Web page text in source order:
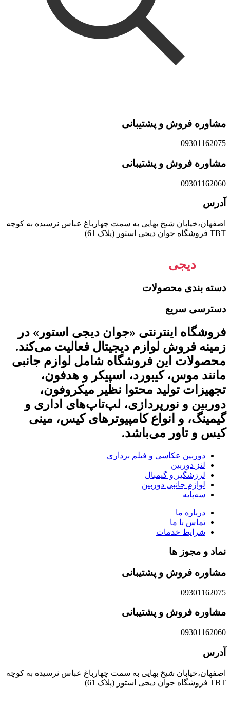
مشاوره فروش و پشتیبانی
09301162075
مشاوره فروش و پشتیبانی
09301162060
آدرس
اصفهان،خیابان شیخ بهایی به سمت چهارباغ عباس نرسیده به کوچه
TBT فروشگاه جوان دیجی استور (پلاک 61)
دیجی
دسته بندی محصولات
دسترسی سریع
فروشگاه اینترنتی «جوان دیجی استور» در
زمینه فروش لوازم دیجیتال فعالیت می‌کند.
محصولات این فروشگاه شامل لوازم جانبی
مانند موس، کیبورد، اسپیکر و هدفون،
تجهیزات تولید محتوا نظیر میکروفون،
دوربین و نورپردازی، لپ‌تاپ‌های اداری و
گیمینگ، و انواع کامپیوترهای کیس، مینی
کیس و تاور می‌باشد.
دوربین عکاسی و فیلم برداری
لنز دوربین
لرزشگیر و گیمبال
لوازم جانبی دوربین
سه‌پایه
درباره ما
تماس با ما
شرایط خدمات
نماد و مجوز ها
مشاوره فروش و پشتیبانی
09301162075
مشاوره فروش و پشتیبانی
09301162060
آدرس
اصفهان،خیابان شیخ بهایی به سمت چهارباغ عباس نرسیده به کوچه
TBT فروشگاه جوان دیجی استور (پلاک 61)